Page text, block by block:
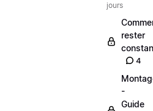
jours
rester
4
-
Guide